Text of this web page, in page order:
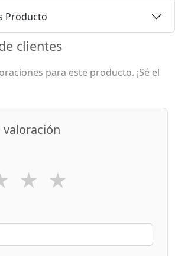
Producto
clientes
para este producto. ¡Sé el
valoración
★ ★